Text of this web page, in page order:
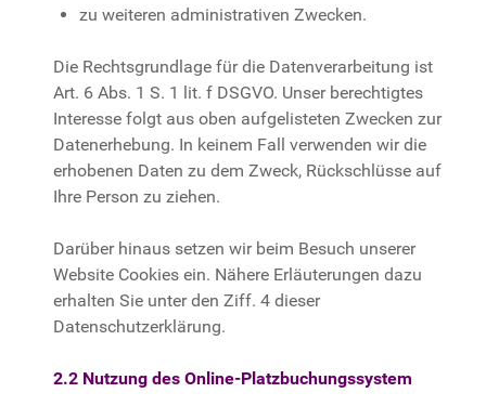
zu weiteren administrativen Zwecken.
Die Rechtsgrundlage für die Datenverarbeitung ist
Art. 6 Abs. 1 S. 1 lit. f DSGVO. Unser berechtigtes
Interesse folgt aus oben aufgelisteten Zwecken zur
Datenerhebung. In keinem Fall verwenden wir die
erhobenen Daten zu dem Zweck, Rückschlüsse auf
Ihre Person zu ziehen.
Darüber hinaus setzen wir beim Besuch unserer
Website Cookies ein. Nähere Erläuterungen dazu
erhalten Sie unter den Ziff. 4 dieser
Datenschutzerklärung.
2.2 Nutzung des Online-Platzbuchungssystem